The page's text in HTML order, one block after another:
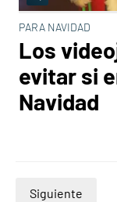
PARA NAVIDAD
Los
evitar si
Navidad
Siguiente